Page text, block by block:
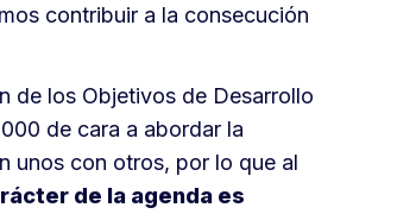
contribuir a la consecución
de los Objetivos de Desarrollo
de cara a abordar la
unos con otros, por lo que al
de la agenda es